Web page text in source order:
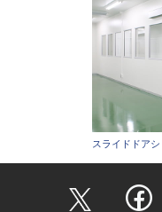
スライドドア